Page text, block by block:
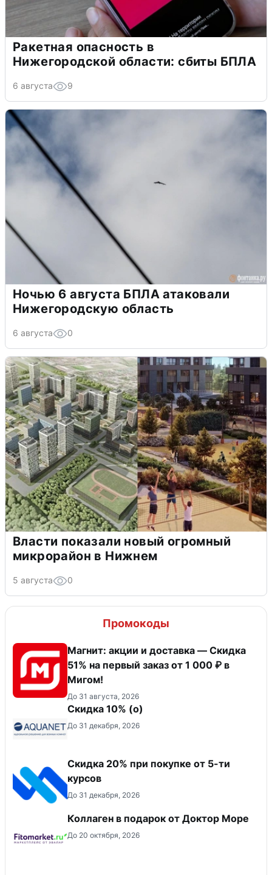
Ракетная опасность в
Нижегородской области: сбиты БПЛА
6 августа 9
Ночью 6 августа БПЛА атаковали
Нижегородскую область
6 августа 0
Власти показали новый огромный
микрорайон в Нижнем
5 августа 0
Промокоды
Магнит: акции и доставка — Скидка
51% на первый заказ от 1 000 ₽ в
Мигом!
До 31 августа, 2026
Скидка 10% (о)
До 31 декабря, 2026
Скидка 20% при покупке от 5-ти
курсов
До 31 декабря, 2026
Коллаген в подарок от Доктор Море
До 20 октября, 2026